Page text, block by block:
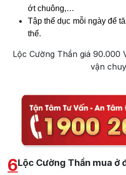
ớt chuông,…
Tập thể dục mỗi ngày để
thể.
Lộc Cường Thần giá
vận
6Lộc Cường Thần mua ở